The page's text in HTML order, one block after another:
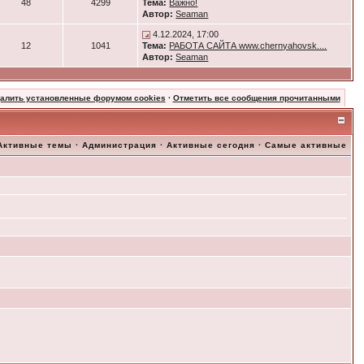
48 4299 Тема: Важно!
Автор: Seaman
12 1041
4.12.2024, 17:00
Тема: РАБОТА САЙТА www.chernyahovsk....
Автор: Seaman
установленные форумом cookies · Отметить все сообщения прочитанными
темы ·Администрация ·Активные сегодня ·Самые активные